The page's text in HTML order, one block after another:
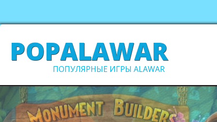
POPALAWAR
ПОПУЛЯРНЫЕ ИГРЫ ALAWAR